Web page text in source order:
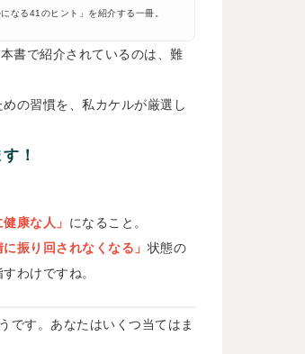
なる41のヒント」を紹介する一冊。
書で紹介されているのは、難
の習慣を、私カケルが厳選し
！
健康な人」 になること。
振り回されなくなる」 状態の
わけですね。
です。あなたはいくつ当てはま